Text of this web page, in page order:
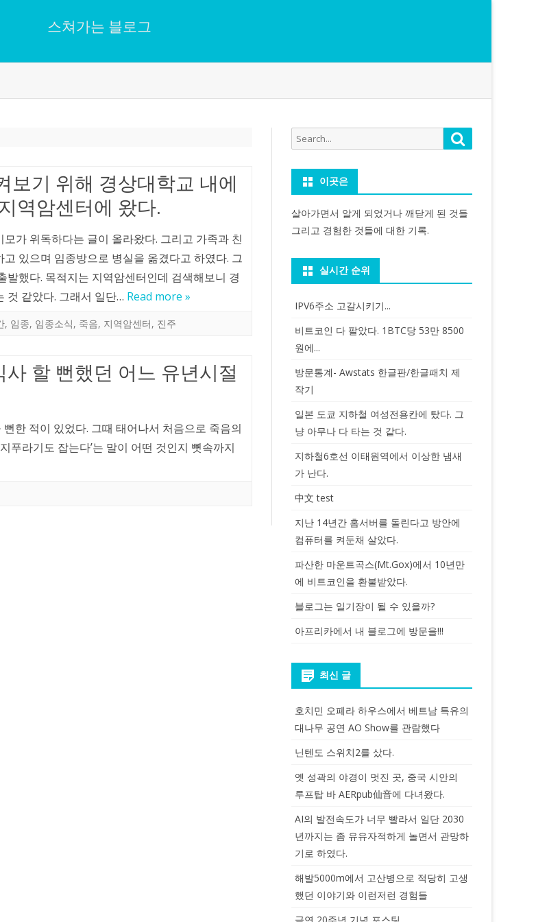
스쳐가는 블로그
보기 위해 경상대학교 내에
역암센터에 왔다.
가 위독하다는 글이 올라왔다. 그리고 가족과 친
고 있으며 임종방으로 병실을 옮겼다고 하였다. 그
발했다. 목적지는 지역암센터인데 검색해보니 경
것 같았다. 그래서 일단… Read more »
, 임종, 임종소식, 죽음, 지역암센터, 진주
할 뻔했던 어느 유년시절
한 적이 있었다. 그때 태어나서 처음으로 죽음의
푸라기도 잡는다’는 말이 어떤 것인지 뼛속까지
Search
for:
이곳은
살아가면서 알게 되었거나 깨닫게 된 것들
그리고 경험한 것들에 대한 기록.
실시간 순위
IPV6주소 고갈시키기...
비트코인 다 팔았다. 1BTC당 53만 8500
원에...
방문통계- Awstats 한글판/한글패치 제
작기
일본 도쿄 지하철 여성전용칸에 탔다. 그
냥 아무나 다 타는 것 같다.
지하철6호선 이태원역에서 이상한 냄새
가 난다.
中文 test
지난 14년간 홈서버를 돌린다고 방안에
컴퓨터를 켜둔채 살았다.
파산한 마운트곡스(Mt.Gox)에서 10년만
에 비트코인을 환불받았다.
블로그는 일기장이 될 수 있을까?
아프리카에서 내 블로그에 방문을!!!
최신 글
호치민 오페라 하우스에서 베트남 특유의
대나무 공연 AO Show를 관람했다
닌텐도 스위치2를 샀다.
옛 성곽의 야경이 멋진 곳, 중국 시안의
루프탑 바 AERpub仙音에 다녀왔다.
AI의 발전속도가 너무 빨라서 일단 2030
년까지는 좀 유유자적하게 놀면서 관망하
기로 하였다.
해발5000m에서 고산병으로 적당히 고생
했던 이야기와 이런저런 경험들